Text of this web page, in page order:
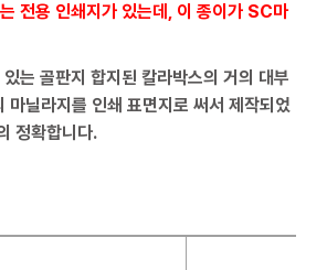
전용 인쇄지가 있는데, 이 종이가 SC마
는 골판지 합지된 칼라박스의 거의 대부
닐라지를 인쇄 표면지로 써서 제작되었
정확합니다.